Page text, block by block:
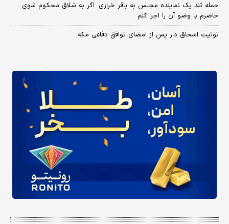
حمله تند یک نماینده مجلس به باقر خرازی: اگر به شلاق محکوم شوی
حاضرم با وضو آن را اجرا کنم
توئیت اسحاق دار پس از امضای توافق دفاعی مکه